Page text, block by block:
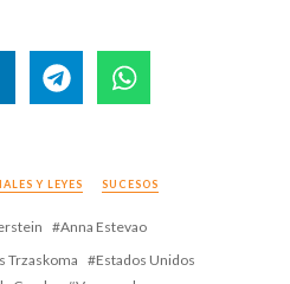
Y LEYES SUCESOS
Anna Estevao
Trzaskoma
Estados Unidos